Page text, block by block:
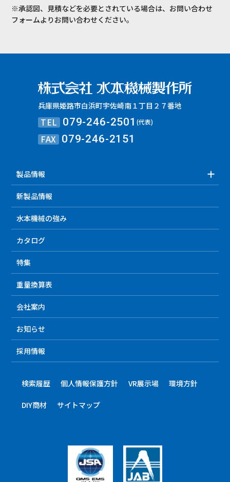
※承認図、見積などを必要とされている場合は、お問い合わせ
フォームよりお問い合わせください。
兵庫県姫路市白浜町宇佐崎南１丁目２７番地
TEL 079-246-2501(代表)
FAX 079-246-2151
製品情報
新製品情報
水本機械の強み
カタログ
特集
重量換算表
会社案内
お知らせ
採用情報
検索履歴 個人情報保護方針 VR展示場 環境方針
DIY商材 サイトマップ